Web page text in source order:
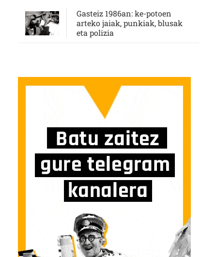
Gasteiz 1986an: ke-potoen
arteko jaiak, punkiak, blusak
eta polizia